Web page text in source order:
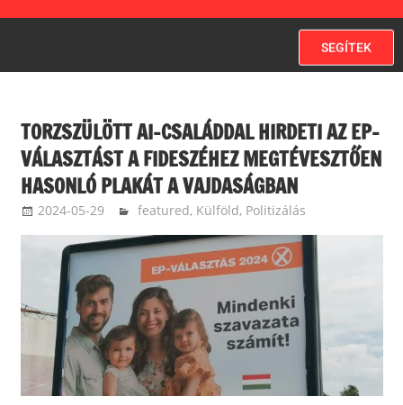
SEGÍTEK
TORZSZÜLÖTT AI-CSALÁDDAL HIRDETI AZ EP-
VÁLASZTÁST A FIDESZÉHEZ MEGTÉVESZTŐEN
HASONLÓ PLAKÁT A VAJDASÁGBAN
2024-05-29 langdavid
featured, Külföld, Politizálás